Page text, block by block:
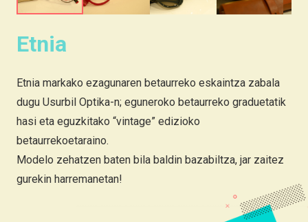
Etnia
Etnia markako ezagunaren betaurreko eskaintza zabala
dugu Usurbil Optika-n; eguneroko betaurreko graduetatik
hasi eta eguzkitako “vintage” edizioko
betaurrekoetaraino.
Modelo zehatzen baten bila baldin bazabiltza, jar zaitez
gurekin harremanetan!